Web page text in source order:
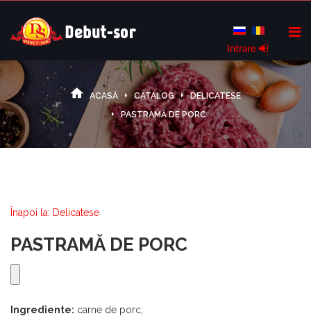
Intrare
ACASĂ CATALOG
DELICATESE
PASTRAMĂ DE PORC
Înapoi la: Delicatese
PASTRAMĂ DE PORC
Ingrediente: carne de porc;